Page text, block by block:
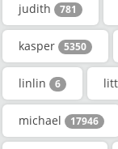
judith 781
kasper 5350
linlin 6
michael 17946